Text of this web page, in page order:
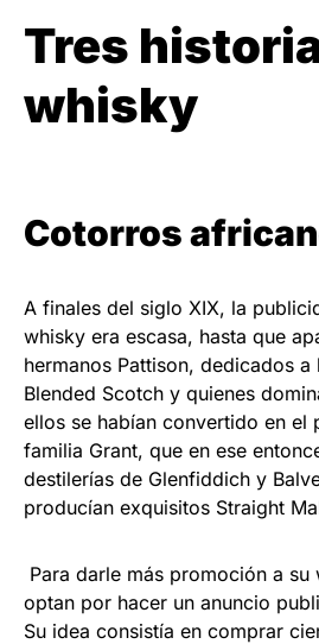
Tres
whisky
Cotorros
A finales del siglo XIX, la
whisky era escasa, hasta que
hermanos Pattison, dedicados
Blended Scotch y quienes
ellos se habían convertido en el
familia Grant, que en ese
destilerías de Glenfiddich y
producían exquisitos Straight
Para darle más promoción a su
optan por hacer un anuncio
Su idea consistía en comprar